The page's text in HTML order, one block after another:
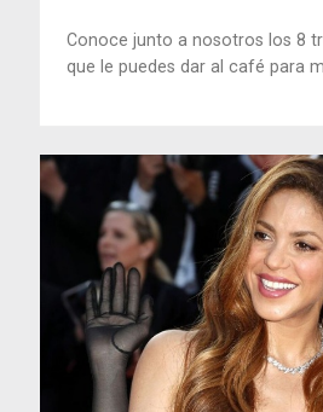
Conoce junto a nosotros los 8
que le puedes dar al café para